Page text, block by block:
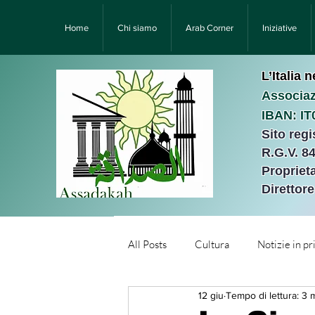
Home Chi siamo Arab Corner Iniziative
L’Italia
IBAN:
Sito
R.G.V.
All Posts Cultura Notizie in
Նորություններ/Notizie Armene
12 giu Tempo di lettura: 3